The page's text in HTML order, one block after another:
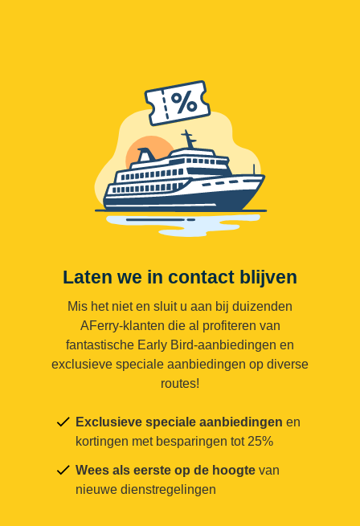
Laten we in contact blijven
Mis het niet en sluit u aan bij duizenden
AFerry-klanten die al profiteren van
fantastische Early Bird-aanbiedingen en
exclusieve speciale aanbiedingen op diverse
routes!
Exclusieve speciale aanbiedingen en
kortingen met besparingen tot 25%
Wees als eerste op de hoogte van
nieuwe dienstregelingen